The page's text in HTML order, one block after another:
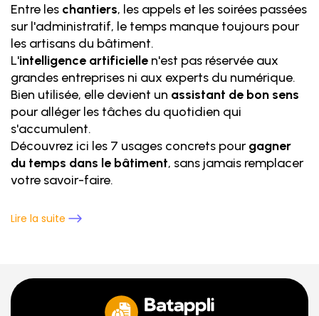
Entre les chantiers, les appels et les soirées passées
sur l'administratif, le temps manque toujours pour
les artisans du bâtiment.
L'intelligence artificielle n'est pas réservée aux
grandes entreprises ni aux experts du numérique.
Bien utilisée, elle devient un assistant de bon sens
pour alléger les tâches du quotidien qui
s'accumulent.
Découvrez ici les 7 usages concrets pourgagner
du temps dans le bâtiment, sans jamais remplacer
votre savoir-faire.
Lire la suite